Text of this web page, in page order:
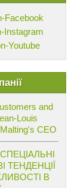
and
Louis
CEO
ТЕНДЕНЦІЇ
В